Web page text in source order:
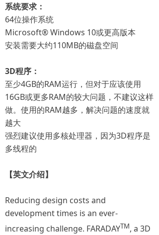
系统要求：
64位操作系统
Microsoft® Windows 10或更高版本
安装需要大约110MB的磁盘空间
3D程序：
至少4GB的RAM运行，但对于应该使用
16GB或更多RAM的较大问题，不建议这样
做。使用的RAM越多，解决问题的速度就
越大
强烈建议使用多核处理器，因为3D程序是
多线程的
【英文介绍】
Reducing design costs and
development times is an ever-
increasing challenge. FARADAYTM, a 3D